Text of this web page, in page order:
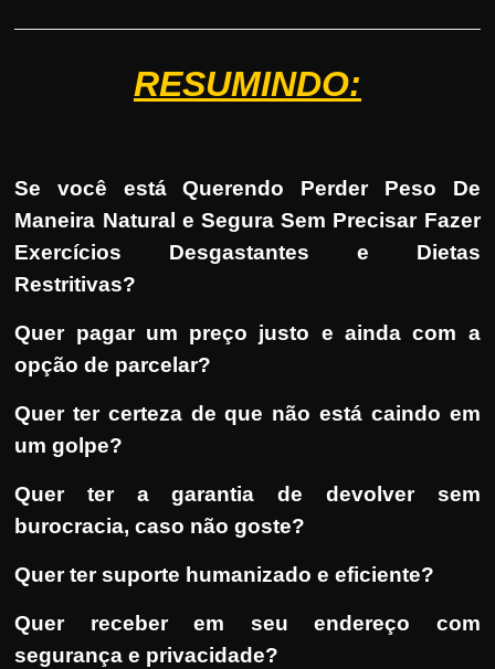
RESUMINDO:
Se você está Querendo Perder Peso De
Maneira Natural e Segura Sem Precisar Fazer
Exercícios Desgastantes e Dietas
Restritivas?
Quer pagar um preço justo e ainda com a
opção de parcelar?
Quer ter certeza de que não está caindo em
um golpe?
Quer ter a garantia de devolver sem
burocracia, caso não goste?
Quer ter suporte humanizado e eficiente?
Quer receber em seu endereço com
segurança e privacidade?